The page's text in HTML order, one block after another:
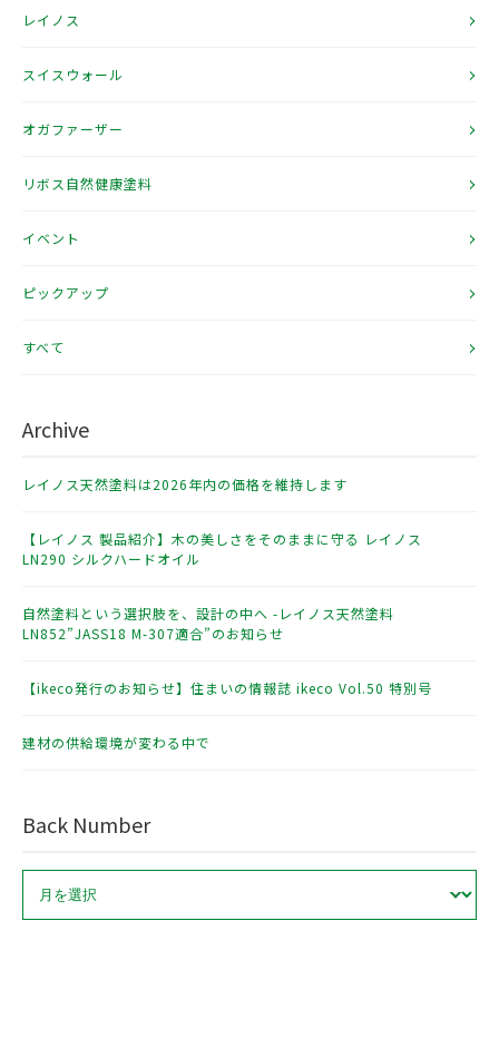
レイノス
スイスウォール
オガファーザー
リボス自然健康塗料
イベント
ピックアップ
すべて
Archive
レイノス天然塗料は2026年内の価格を維持します
【レイノス 製品紹介】木の美しさをそのままに守る レイノス
LN290 シルクハードオイル
自然塗料という選択肢を、設計の中へ -レイノス天然塗料
LN852”JASS18 M-307適合”のお知らせ
【ikeco発行のお知らせ】住まいの情報誌 ikeco Vol.50 特別号
建材の供給環境が変わる中で
Back Number
ア
イ